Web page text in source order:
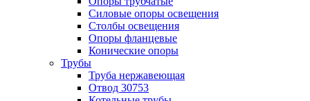
Силовые опоры освещения
Столбы освещения
Опоры фланцевые
Конические опоры
Трубы
Труба нержавеющая
Отвод 30753